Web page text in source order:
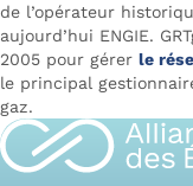
de l’opérateur
aujourd’hui ENGIE.
2005 pour gérer le
le principal
gaz.